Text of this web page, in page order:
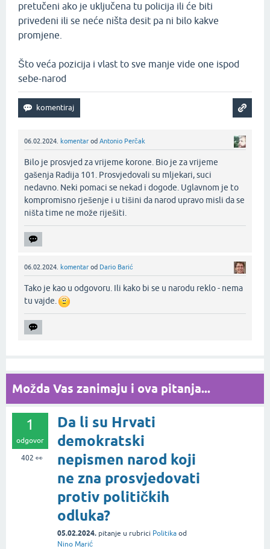
pretučeni ako je uključena tu policija ili će biti
privedeni ili se neće ništa desit pa ni bilo kakve
promjene.
Što veća pozicija i vlast to sve manje vide one ispod
sebe-narod
06.02.2024. komentar od Antonio Perčak
Bilo je prosvjed za vrijeme korone. Bio je za vrijeme
gašenja Radija 101. Prosvjedovali su mljekari, suci
nedavno. Neki pomaci se nekad i dogode. Uglavnom je to
kompromisno rješenje i u tišini da narod upravo misli da se
ništa time ne može riješiti.‌
06.02.2024. komentar od Dario Barić
Tako je kao u odgovoru. Ili kako bi se u narodu reklo - nema
tu vajde.
Možda Vas zanimaju i ova pitanja...
1
odgovor
402 👀
Da li su Hrvati
demokratski
nepismen narod koji
ne zna prosvjedovati
protiv političkih
odluka?
05.02.2024. pitanje u rubrici Politika od
Nino Marić